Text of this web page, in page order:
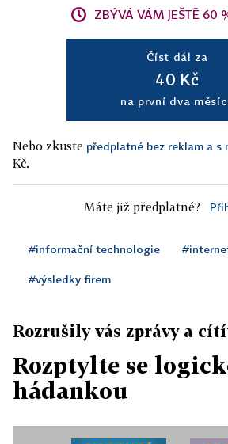
ZBÝVÁ VÁM JEŠTĚ 60
Číst dál za
40 Kč
na první dva
Nebo zkuste předplatné bez reklam a s
Kč.
Máte již předplatné?
#informační technologie
#výsledky firem
Rozrušily vás zprávy a
Rozptylte se
hádankou